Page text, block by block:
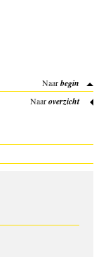
Naarbegin
Naaroverzicht